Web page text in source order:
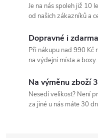
Je na nás spoleh již 10
od našich zákazníků a
Dopravné i zdarma
Při nákupu nad 990 Kč
na výdejní místa a boxy.
Na výměnu zboží
Nesedí velikost? Není
za jiné u nás máte 30